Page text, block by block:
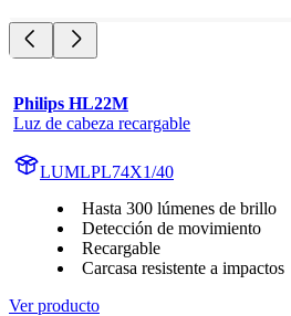
Philips HL22M
Luz de cabeza recargable
LUMLPL74X1/40
Hasta 300 lúmenes de brillo
Detección de movimiento
Recargable
Carcasa resistente a impactos
Ver producto